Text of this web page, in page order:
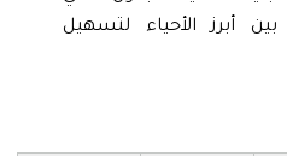
الأحياء لتسهيل